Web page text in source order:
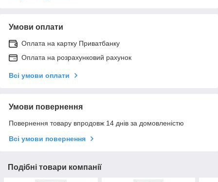
Умови оплати
Оплата на картку Приватбанку
Оплата на розрахунковий рахунок
Всі умови оплати
Умови повернення
Повернення товару впродовж 14 днів за домовленістю
Всі умови повернення
Подібні товари компанії